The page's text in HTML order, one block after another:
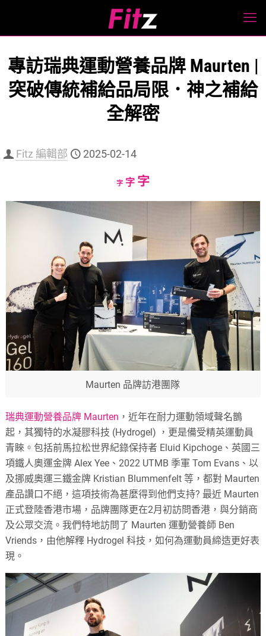
專訪瑞典運動營養品牌 Maurten |
突破傳統補給品局限．神之補給
全解密
Fitz 編輯部 2025-02-14
字Decrease
字Reset
字Increase
Maurten 品牌訪港團隊
瑞典運動營養品牌 Maurten ，近年在耐力運動領域聲名鵲
起，其獨特的水凝膠科技 (Hydrogel) ，更是備受精英運動員
青睞。包括前馬拉松世界紀錄保持者 Eluid Kipchoge、英國三
項鐵人奧運金牌 Alex Yee、2022 UTMB 季軍 Tom Evans、以
及挪威奧運三鐵金牌 Kristian Blummenfelt 等，都對 Maurten
產品讚口不絕，這項技術為甚麼得到他們支持? 最近 Maurten
正式登陸香港市場，品牌團隊更在2月初訪問香港，與分銷商
及公眾交流。我們特地訪問了 Maurten 運動營養師 Ben
Vriends，由他解釋 Hydrogel 科技，如何為運動員締造更好表
現。